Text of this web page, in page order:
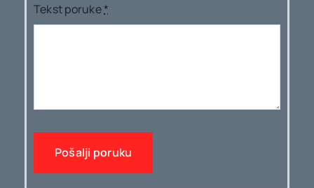
Tekst poruke*
Pošalji poruku